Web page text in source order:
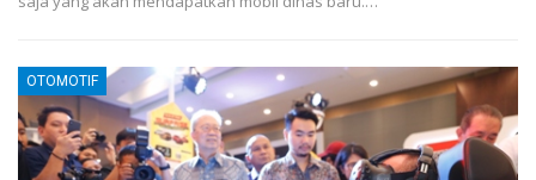
OTOMOTIF